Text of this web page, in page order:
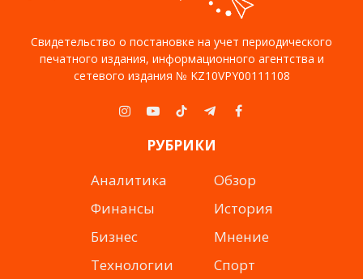
Свидетельство о постановке на учет периодического
печатного издания, информационного агентства и
сетевого издания № KZ10VPY00111108
Instagram
YouTubeTikTokTelegramFacebook
РУБРИКИ
Аналитика
Финансы
Бизнес
Технологии
Обзор
История
Мнение
Спорт